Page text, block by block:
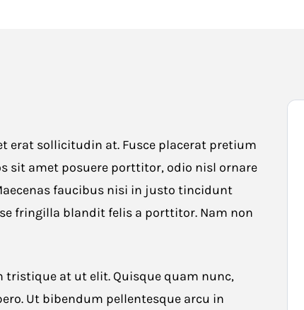
erat sollicitudin at. Fusce placerat pretium
sit amet posuere porttitor, odio nisl ornare
faucibus nisi in justo tincidunt
fringilla blandit felis a porttitor. Nam non
tristique at ut elit. Quisque quam nunc,
Ut bibendum pellentesque arcu in